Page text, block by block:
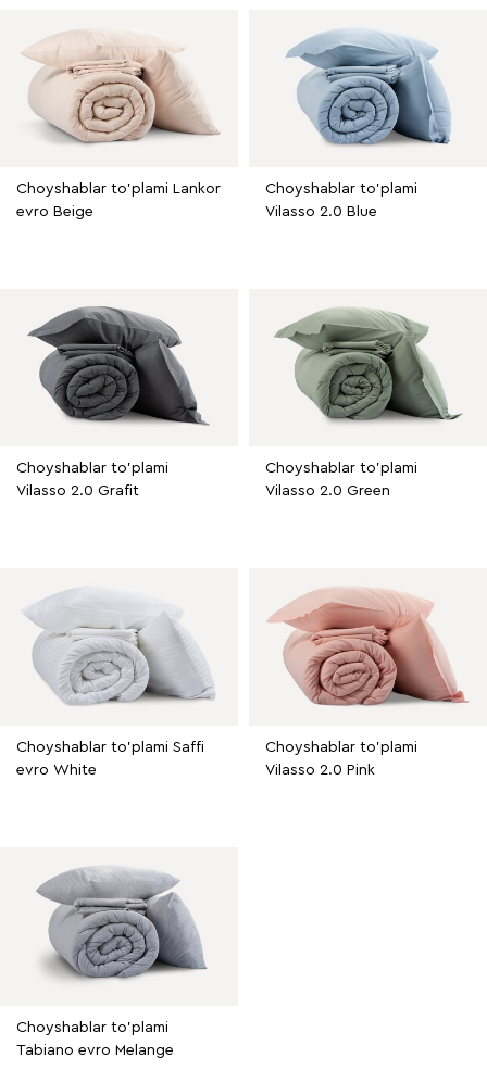
Choyshablar to'plami Lankor
evro Beige
Choyshablar to'plami
Vilasso 2.0 Blue
Choyshablar to'plami
Vilasso 2.0 Grafit
Choyshablar to'plami
Vilasso 2.0 Green
Choyshablar to'plami Saffi
evro White
Choyshablar to'plami
Vilasso 2.0 Pink
Choyshablar to'plami
Tabiano evro Melange